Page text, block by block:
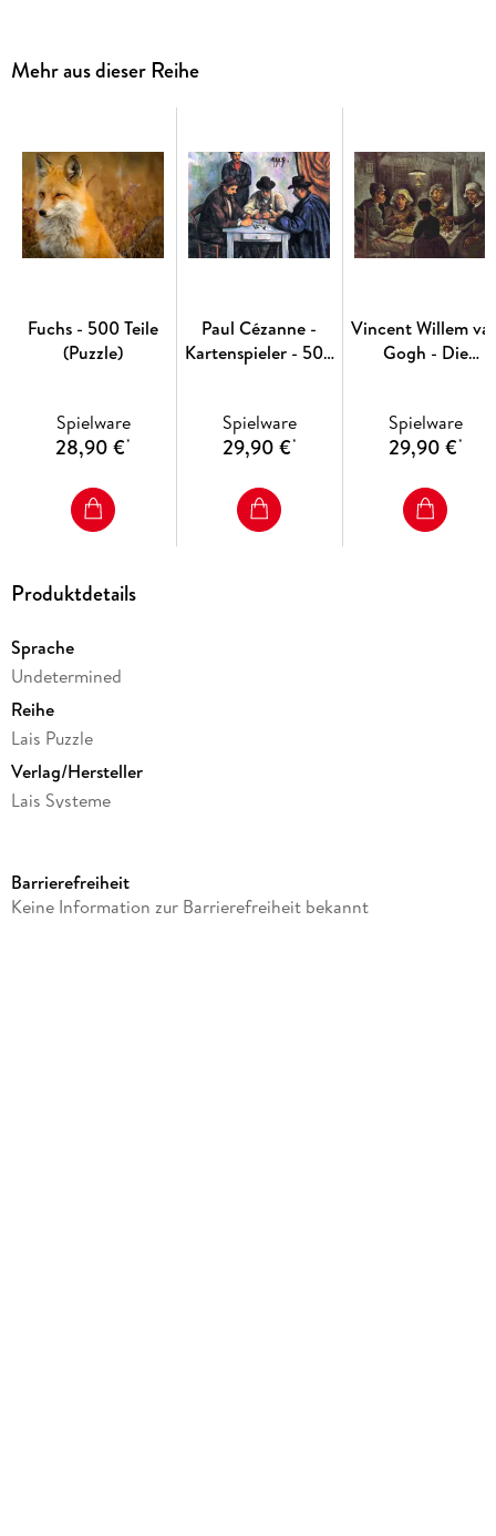
Mehr aus dieser Reihe
Fuchs - 500 Teile
(Puzzle)
Spielware
28,90 €*
Paul Cézanne -
Kartenspieler - 500
Spielware
29,90 €*
Vincent Willem
Gogh - Die
Spielware
29,90 €*
Produktdetails
Sprache
Undetermined
Reihe
Lais Puzzle
Verlag/Hersteller
Lais Systeme
Gewicht
Barrierefreiheit
Keine Information zur Barrierefreiheit bekannt